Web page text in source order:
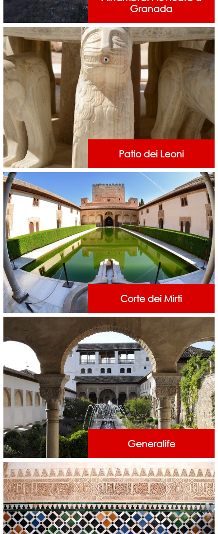
Granada
Patio dei Leoni
Corte dei Mirti
Generalife